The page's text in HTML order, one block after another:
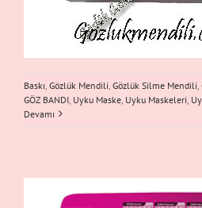
Baskı Gözlük Mendili Gözlük Silme Mendili
GÖZ BANDI Uyku Maske Uyku Maskeleri
Devamı